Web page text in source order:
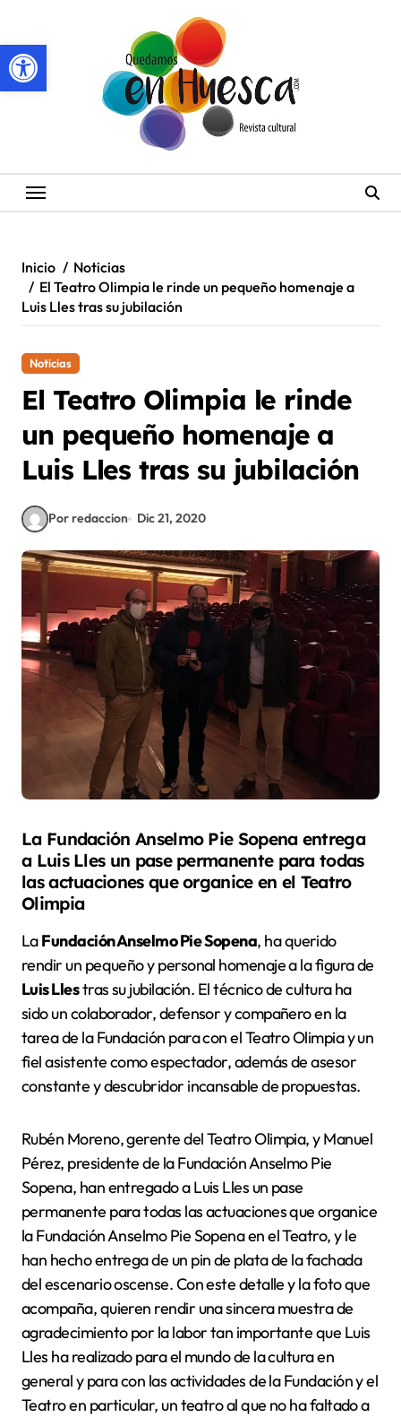
Abrir barra de herramientas
contenido
Inicio
Noticias
El Teatro Olimpia le rinde un pequeño homenaje a
Luis Lles tras su jubilación
Noticias
El Teatro Olimpia le rinde
un pequeño homenaje a
Luis Lles tras su jubilación
Por redaccion Dic 21, 2020
La Fundación Anselmo Pie Sopena entrega
a Luis Lles un pase permanente para todas
las actuaciones que organice en el Teatro
Olimpia
LaFundación Anselmo Pie Sopena, ha querido
rendir un pequeño y personal homenaje a la figura de
Luis Llestras su jubilación. El técnico de cultura ha
sido un colaborador, defensor y compañero en la
tarea de la Fundación para con el Teatro Olimpia y un
fiel asistente como espectador, además de asesor
constante y descubridor incansable de propuestas.
Rubén Moreno, gerente del Teatro Olimpia, y Manuel
Pérez, presidente de la Fundación Anselmo Pie
Sopena, han entregado a Luis Lles un pase
permanente para todas las actuaciones que organice
la Fundación Anselmo Pie Sopena en el Teatro, y le
han hecho entrega de un pin de plata de la fachada
del escenario oscense. Con este detalle y la foto que
acompaña, quieren rendir una sincera muestra de
agradecimiento por la labor tan importante que Luis
Lles ha realizado para el mundo de la cultura en
general y para con las actividades de la Fundación y el
Teatro en particular, un teatro al que no ha faltado a